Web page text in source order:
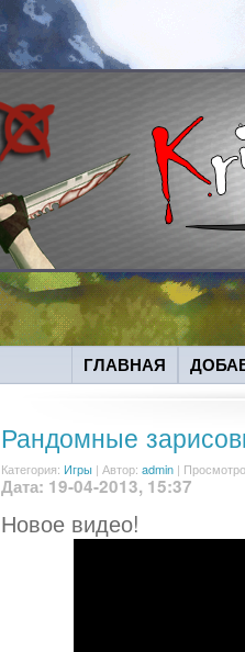
ГЛАВНАЯ
Рандомные
Категория: Игры | Автор: admin |
Дата: 19-04-2013, 15:37
Новое видео!